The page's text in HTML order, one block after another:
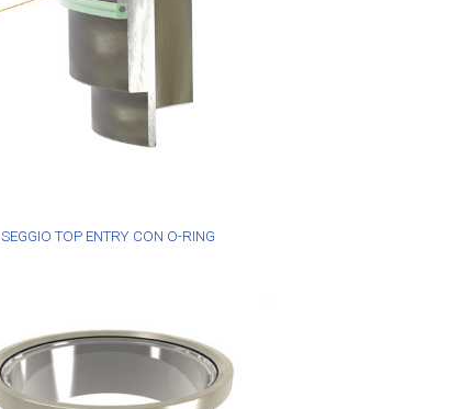
SEGGIO TOP ENTRY CON O-RING